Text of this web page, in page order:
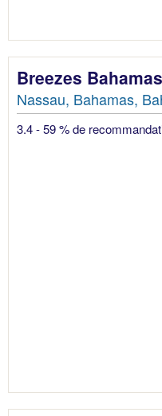
Breezes Bahamas
Nassau, Bahamas,
3.4 - 59 % de